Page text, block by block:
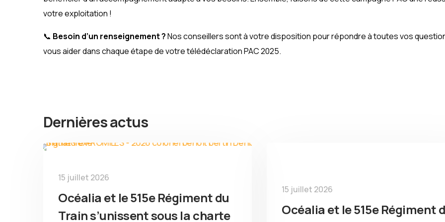
votre exploitation !
📞 Besoin d’un renseignement ?Nos conseillers sont à votre disposition pour répondre à toutes vos
vous aider dans chaque étape de votre télédéclaration PAC 2025.
Dernières actus
15 juillet 2026
Océalia et le 515e Régiment du
Train s’unissent sous la charte
15 juillet 2026
Océalia et le 515e Régiment